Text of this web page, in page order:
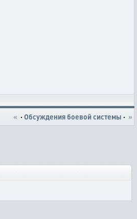
« · Обсуждения боевой системы · »